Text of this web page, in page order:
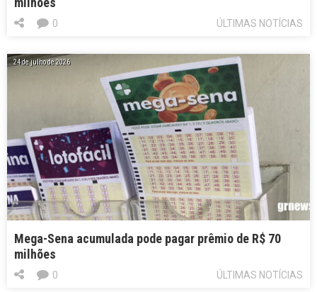
ÚLTIMAS NOTÍCIAS
0
24 de julho de 2026
Mega-Sena acumulada pode pagar prêmio de R$ 70
milhões
ÚLTIMAS NOTÍCIAS
0